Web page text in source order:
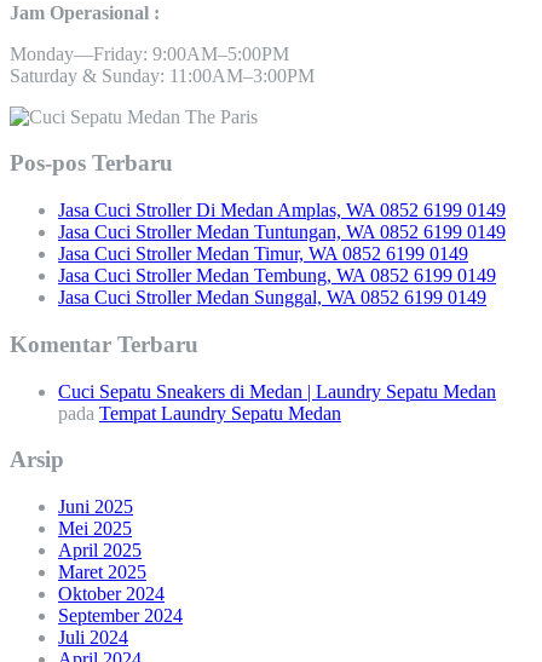
Jam Operasional :
Monday—Friday: 9:00AM–5:00PM
Saturday & Sunday: 11:00AM–3:00PM
Pos-pos Terbaru
Jasa Cuci Stroller Di Medan Amplas, WA 0852 6199 0149
Jasa Cuci Stroller Medan Tuntungan, WA 0852 6199 0149
Jasa Cuci Stroller Medan Timur, WA 0852 6199 0149
Jasa Cuci Stroller Medan Tembung, WA 0852 6199 0149
Jasa Cuci Stroller Medan Sunggal, WA 0852 6199 0149
Komentar Terbaru
Cuci Sepatu Sneakers di Medan | Laundry Sepatu Medan
pada Tempat Laundry Sepatu Medan
Arsip
Juni 2025
Mei 2025
April 2025
Maret 2025
Oktober 2024
September 2024
Juli 2024